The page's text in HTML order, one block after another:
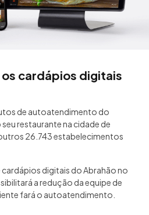
cardápios digitais
de autoatendimento do
restaurante na cidade de
26.743 estabelecimentos
digitais do Abrahão no
a redução da equipe de
fará o autoatendimento.